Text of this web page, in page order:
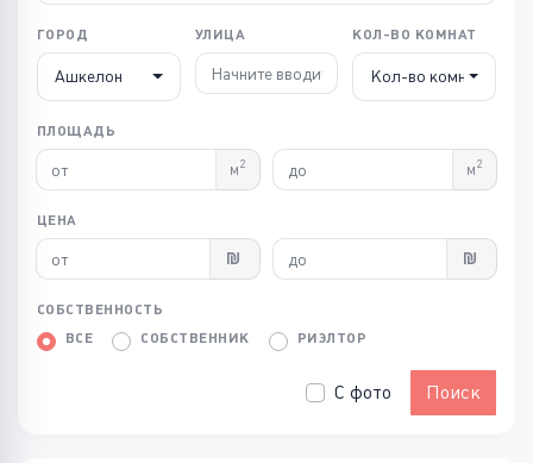
ГОРОД
Ашкелон
УЛИЦА КОЛ-ВО КОМНАТ
Кол-во комнат
ПЛОЩАДЬ
м2 м2
ЦЕНА
СОБСТВЕННОСТЬ
ВСЕ
СОБСТВЕННИК РИЭЛТОР
С фото Поиск